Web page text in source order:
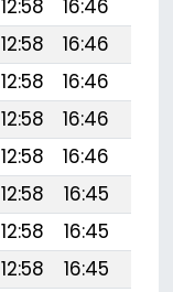
12:58 16:46
12:58 16:46
12:58 16:46
12:58 16:46
12:58 16:46
12:58 16:45
12:58 16:45
12:58 16:45